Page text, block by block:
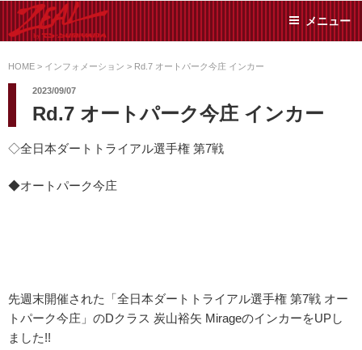
ン
ツ
ス
キ
プ
SUMIYAMA
た日常メンテから各種チ
ューニングまで、車に関
リーでお任せください!
メニュー
HOME > インフォメーション > Rd.7 オートパーク今庄 インカー
2023/09/07
Rd.7 オートパーク今庄 インカー
◇全日本ダートトライアル選手権 第7戦
◆オートパーク今庄
先週末開催された「全日本ダートトライアル選手権 第7戦 オー
トパーク今庄」のDクラス 炭山裕矢 MirageのインカーをUPし
ました!!